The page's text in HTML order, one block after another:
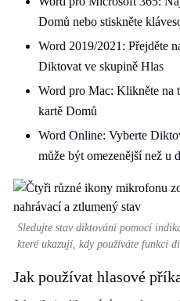
Domů nebo stiskněte
Word 2019/2021: Přejděte
Diktovat ve skupině Hlas
Word pro Mac: Klikněte na
kartě Domů
Word Online: Vyberte
může být omezenější než u
Sledujte stav diktování pomocí
které ukazují, kdy používáte funkci
Jak používat hlasové